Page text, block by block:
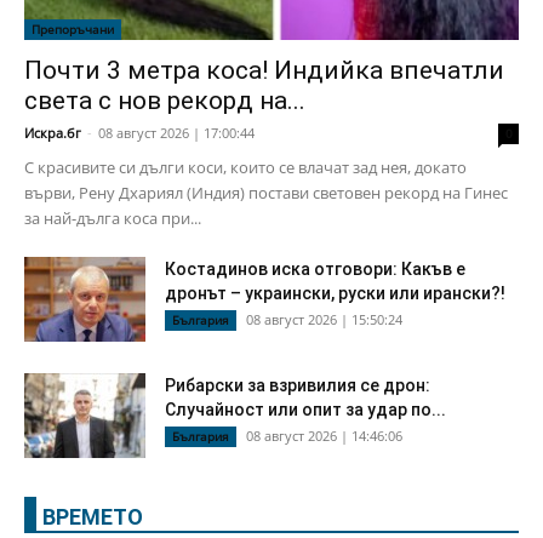
Препоръчани
Почти 3 метра коса! Индийка впечатли
света с нов рекорд на...
Искра.бг - 08 август 2026 | 17:00:44
С красивите си дълги коси, които се влачат зад нея, докато
върви, Рену Дхариял (Индия) постави световен рекорд на Гинес
за най-дълга коса при...
Костадинов иска отговори: Какъв е
дронът – украински, руски или ирански?!
България 08 август 2026 | 15:50:24
Рибарски за взривилия се дрон:
Случайност или опит за удар по...
България 08 август 2026 | 14:46:06
ВРЕМЕТО